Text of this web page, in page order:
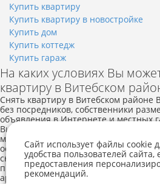
Купить квартиру
Купить квартиру в новостройке
Купить дом
Купить коттедж
Купить гараж
На каких условиях Вы
квартиру в Витебском
Снять квартиру в Витебском районе
без посредников, собственники
объявления в Интернете и местных
Витебска и в областном городе
месяц. Аренда квартир в Витебском
осуществляться в различных
снять квартиру недорого на
проживании с собственниками или
аренды зависит от количества
Сайт использует файлы cookie
удобства пользователей сайта,
предоставления
рекомендаций.